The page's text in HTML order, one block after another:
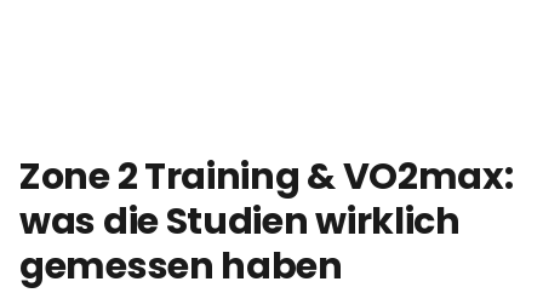
Zone 2 Training & VO2max:
was die Studien wirklich
gemessen haben